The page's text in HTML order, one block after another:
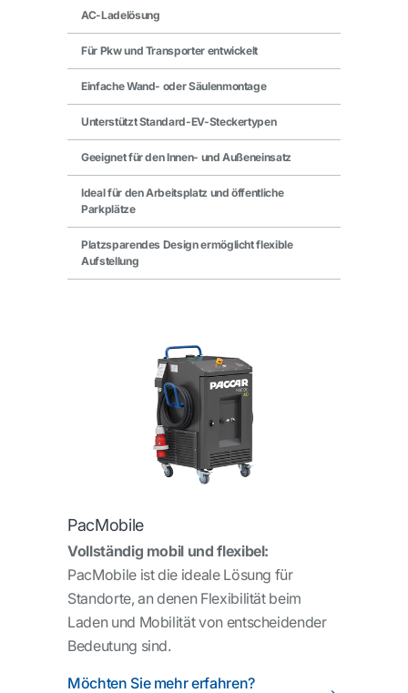
AC-Ladelösung
Für Pkw und Transporter entwickelt
Einfache Wand- oder Säulenmontage
Unterstützt Standard-EV-Steckertypen
Geeignet für den Innen- und Außeneinsatz
Ideal für den Arbeitsplatz und öffentliche
Parkplätze
Platzsparendes Design ermöglicht flexible
Aufstellung
PacMobile
Vollständig mobil und flexibel:
PacMobile ist die ideale Lösung für
Standorte, an denen Flexibilität beim
Laden und Mobilität von entscheidender
Bedeutung sind.
Möchten Sie mehr erfahren?